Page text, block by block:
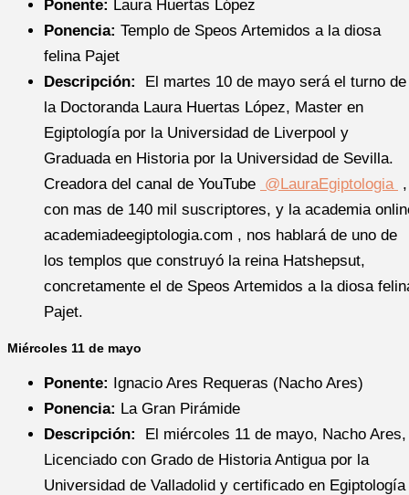
Ponente: Laura Huertas López
Ponencia: Templo de Speos Artemidos a la diosa
felina Pajet
Descripción: El martes 10 de mayo será el turno de
la Doctoranda Laura Huertas López, Master en
Egiptología por la Universidad de Liverpool y
Graduada en Historia por la Universidad de Sevilla.
Creadora del canal de YouTube @LauraEgiptologia ,
con mas de 140 mil suscriptores, y la academia
academiadeegiptologia.com , nos hablará de uno de
los templos que construyó la reina Hatshepsut,
concretamente el de Speos Artemidos a la diosa
Pajet.
Miércoles 11 de mayo
Ponente: Ignacio Ares Requeras (Nacho Ares)
Ponencia: La Gran Pirámide
Descripción: El miércoles 11 de mayo, Nacho Ares,
Licenciado con Grado de Historia Antigua por la
Universidad de Valladolid y certificado en Egiptología